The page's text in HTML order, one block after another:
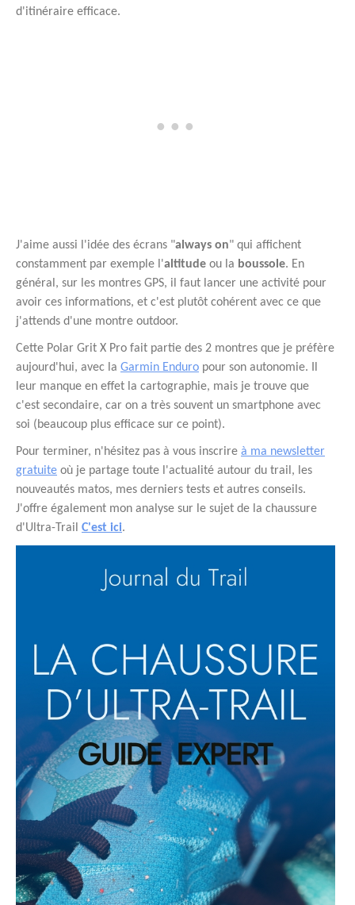
d'itinéraire efficace.
J'aime aussi l'idée des écrans "always on" qui affichent
constamment par exemple l'altitude ou la boussole. En
général, sur les montres GPS, il faut lancer une activité pour
avoir ces informations, et c'est plutôt cohérent avec ce que
j'attends d'une montre outdoor.
Cette Polar Grit X Pro fait partie des 2 montres que je préfère
aujourd'hui, avec la Garmin Enduro pour son autonomie. Il
leur manque en effet la cartographie, mais je trouve que
c'est secondaire, car on a très souvent un smartphone avec
soi (beaucoup plus efficace sur ce point).
Pour terminer, n'hésitez pas à vous inscrire à ma newsletter
gratuite où je partage toute l'actualité autour du trail, les
nouveautés matos, mes derniers tests et autres conseils.
J'offre également mon analyse sur le sujet de la chaussure
d'Ultra-Trail C'est ici.